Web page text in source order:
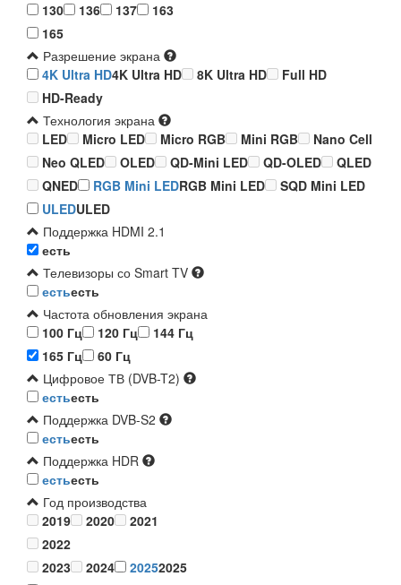
130
136 137
163
165
Разрешение экрана
4K Ultra HD4K Ultra HD 8K Ultra HD
Full HD
HD-Ready
Технология экрана
LED
Micro LED Micro RGB Mini RGB
Nano Cell
Neo QLED
OLED QD-Mini LED QD-OLED
QLED
QNED
RGB Mini LEDRGB Mini LED
SQD Mini LED
ULEDULED
Поддержка HDMI 2.1
есть
Телевизоры со Smart TV
естьесть
Частота обновления экрана
100 Гц
120 Гц
144 Гц
165 Гц
60 Гц
Цифровое ТВ (DVB-T2)
естьесть
Поддержка DVB-S2
естьесть
Поддержка HDR
естьесть
Год производства
2019
2020
2021
2022
2023
2024 20252025